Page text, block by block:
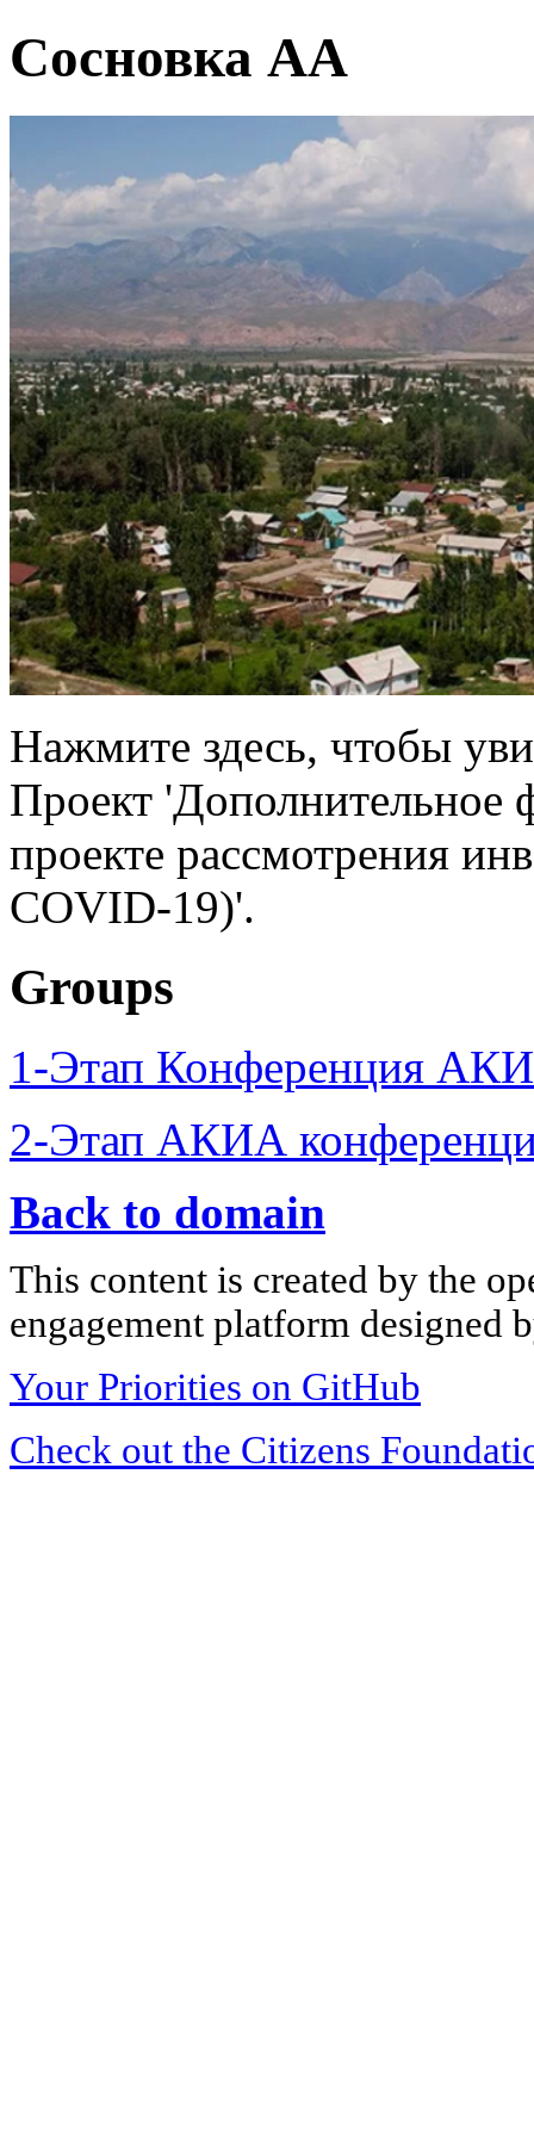
Сосновка АА
Нажмите здесь, чтобы
Проект 'Дополнительное
проекте рассмотрения
COVID-19)'.
Groups
1-Этап Конференция
2-Этап АКИА
Back to domain
This content is created by the
engagement platform designed
Your Priorities on GitHub
Check out the Citizens